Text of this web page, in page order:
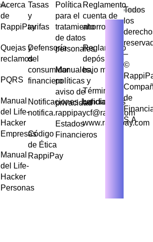
Acerca
de
RappiPay
Quejas y
reclamos
PQRS
Manual
del Life-
Hacker
Empresas
Manual
del Life-
Hacker
Personas
Tasas
y
tarifas
Defensoría
del
consumidor
financiero
Notificaciones Judiciales
notifica.rappipaycf@rappi.com
Código
de Ética
RappiPay
Política
para el
tratamiento
de datos
personales
Manuales,
políticas y
aviso de
privacidad
Estados
Financieros
Reglamento
cuenta de
ahorros
Reglamento
depósito de
bajo monto
Términos y
condiciones
www.rappipay.com
Todos
los
–
©
de
S.A